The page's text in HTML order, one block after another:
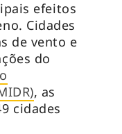
efeitos
Cidades
de vento e
do
, as
cidades